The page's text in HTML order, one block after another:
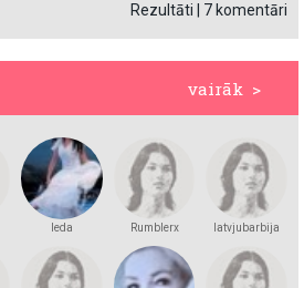
Rezultāti 7 komentāri
vairāk >
leda Rumblerx latvjubarbija